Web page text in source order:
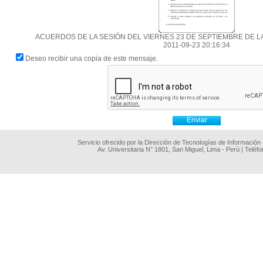
ACUERDOS DE LA SESIÓN DEL VIERNES 23 DE SEPTIEMBRE DE
2011-09-23 20:16:34
Deseo recibir una copia de este mensaje.
Servicio ofrecido por la Dirección de Tecnologías de
Av. Universitaria N° 1801, San Miguel, Lima - Perú |